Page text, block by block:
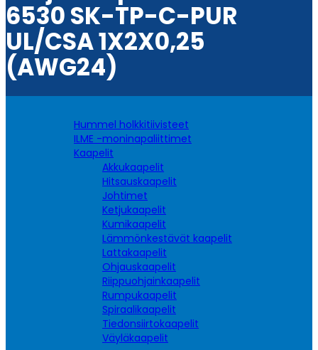
6530 SK-TP-C-PUR
UL/CSA 1X2X0,25
(AWG24)
Hummel holkkitiivisteet
ILME -moninapaliittimet
Kaapelit
Akkukaapelit
Hitsauskaapelit
Johtimet
Ketjukaapelit
Kumikaapelit
Lämmönkestävät kaapelit
Lattakaapelit
Ohjauskaapelit
Riippuohjainkaapelit
Rumpukaapelit
Spiraalikaapelit
Tiedonsiirtokaapelit
Väyläkaapelit